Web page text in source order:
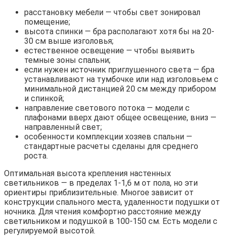
расстановку мебели — чтобы свет зонировал
помещение;
высота спинки — бра располагают хотя бы на 20-
30 см выше изголовья;
естественное освещение — чтобы выявить
темные зоны спальни;
если нужен источник приглушенного света — бра
устанавливают на тумбочке или над изголовьем с
минимальной дистанцией 20 см между прибором
и спинкой;
направление светового потока — модели с
плафонами вверх дают общее освещение, вниз —
направленный свет;
особенности комплекции хозяев спальни —
стандартные расчеты сделаны для среднего
роста.
Оптимальная высота крепления настенных
светильников — в пределах 1-1,6 м от пола, но эти
ориентиры приблизительные. Многое зависит от
конструкции спального места, удаленности подушки от
ночника. Для чтения комфортно расстояние между
светильником и подушкой в 100-150 см. Есть модели с
регулируемой высотой.